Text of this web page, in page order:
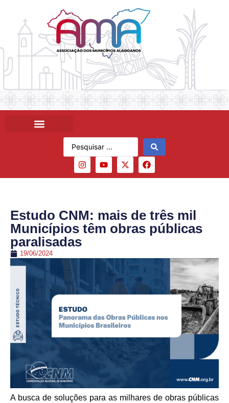
Estudo CNM: mais de três mil
Municípios têm obras públicas
paralisadas
19/06/2024
A busca de soluções para as milhares de obras públicas